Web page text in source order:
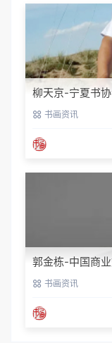
柳天京-宁夏书
书画资讯
郭金栋-中国商
书画资讯